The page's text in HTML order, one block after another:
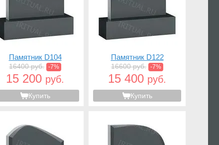
Памятник D104
16400 руб. -7%
15 200 руб.
Купить
Памятник D122
16600 руб. -7%
15 400 руб.
Купить